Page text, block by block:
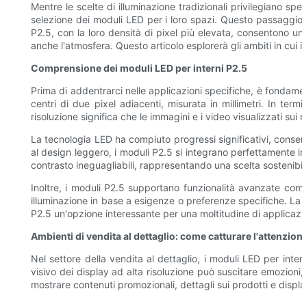
Mentre le scelte di illuminazione tradizionali privilegiano
selezione dei moduli LED per i loro spazi. Questo
P2.5, con la loro densità di pixel più elevata, consentono
anche l'atmosfera. Questo articolo esplorerà gli ambiti in
Comprensione dei moduli LED per interni P2.5
Prima di addentrarci nelle applicazioni specifiche, è
centri di due pixel adiacenti, misurata in millimetri. In
risoluzione significa che le immagini e i video visualizzati
La tecnologia LED ha compiuto progressi significativi,
al design leggero, i moduli P2.5 si integrano
contrasto ineguagliabili, rappresentando una scelta
Inoltre, i moduli P2.5 supportano funzionalità avanzate
illuminazione in base a esigenze o preferenze specifiche.
P2.5 un'opzione interessante per una moltitudine di
Ambienti di vendita al dettaglio: come catturare
Nel settore della vendita al dettaglio, i moduli LED per
visivo dei display ad alta risoluzione può suscitare
mostrare contenuti promozionali, dettagli sui prodotti e